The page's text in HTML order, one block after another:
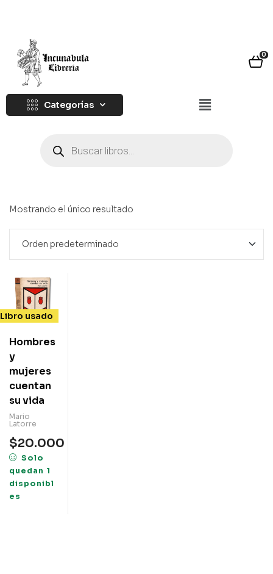
0
Categorías
Mostrando el único resultado
Libro usado
Hombres
y
mujeres
cuentan
su vida
Mario
Latorre
$20.000
Solo
quedan 1
disponibl
es